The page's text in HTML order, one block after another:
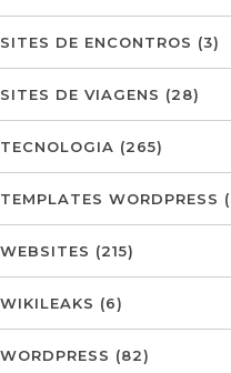
SITES DE ENCONTROS (3)
SITES DE VIAGENS (28)
TECNOLOGIA (265)
TEMPLATES WORDPRESS
WEBSITES (215)
WIKILEAKS (6)
WORDPRESS (82)